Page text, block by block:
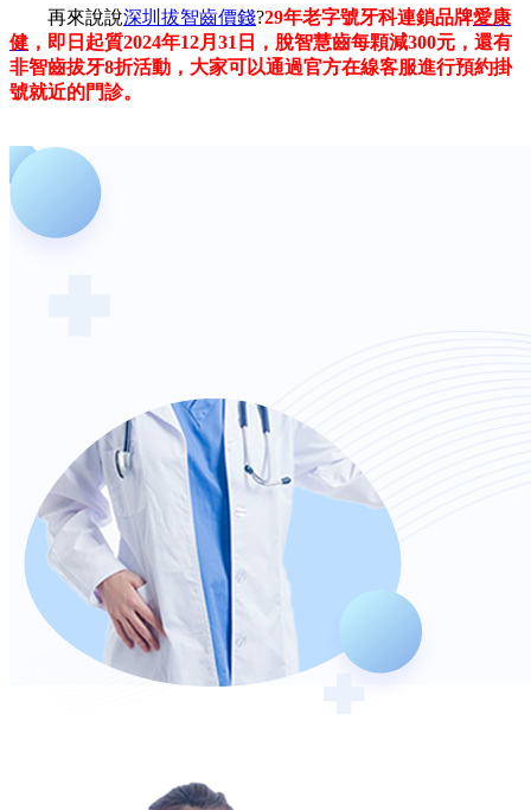
再來說說深圳拔智齒價錢?29年老字號牙科連鎖品牌愛康
健 ，即日起質2024年12月31日，脫智慧齒每顆減300元，還有
非智齒拔牙8折活動，大家可以通過官方在線客服進行預約掛
號就近的門診。